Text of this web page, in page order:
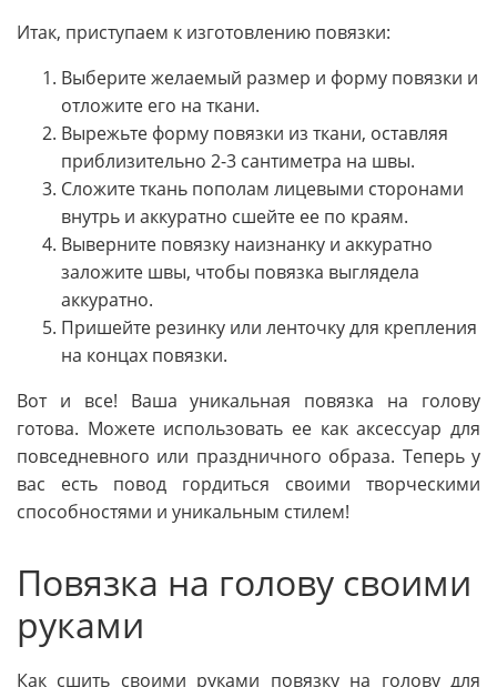
Итак, приступаем к изготовлению повязки:
Выберите желаемый размер и форму повязки и
отложите его на ткани.
Вырежьте форму повязки из ткани, оставляя
приблизительно 2-3 сантиметра на швы.
Сложите ткань пополам лицевыми сторонами
внутрь и аккуратно сшейте ее по краям.
Выверните повязку наизнанку и аккуратно
заложите швы, чтобы повязка выглядела
аккуратно.
Пришейте резинку или ленточку для крепления
на концах повязки.
Вот и все! Ваша уникальная повязка на голову
готова. Можете использовать ее как аксессуар для
повседневного или праздничного образа. Теперь у
вас есть повод гордиться своими творческими
способностями и уникальным стилем!
Повязка на голову своими
руками
Как сшить своими руками повязку на голову для